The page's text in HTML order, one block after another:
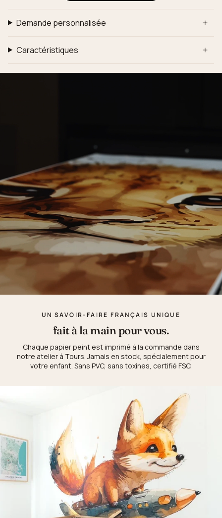
Demande personnalisée
Caractéristiques
UN SAVOIR-FAIRE FRANÇAIS UNIQUE
fait à la main pour vous.
Chaque papier peint est imprimé à la commande dans
notre atelier à Tours. Jamais en stock, spécialement pour
votre enfant. Sans PVC, sans toxines, certifié FSC.